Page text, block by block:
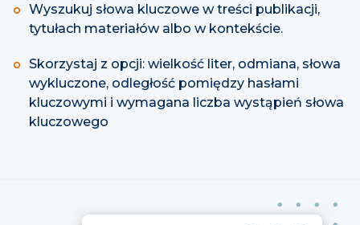
Wyszukuj słowa kluczowe w treści publikacji,
tytułach materiałów albo w kontekście.
Skorzystaj z opcji: wielkość liter, odmiana, słowa
wykluczone, odległość pomiędzy hasłami
kluczowymi i wymagana liczba wystąpień słowa
kluczowego